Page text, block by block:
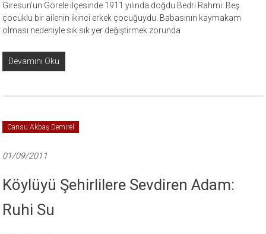
Giresun’un Görele ilçesinde 1911 yılında doğdu Bedri Rahmi. Beş
çocuklu bir ailenin ikinci erkek çocuğuydu. Babasının kaymakam
olması nedeniyle sık sık yer değiştirmek zorunda
Devamını Oku
Cansu Akbaş Demirel
01/09/2011
Köylüyü Şehirlilere Sevdiren Adam:
Ruhi Su